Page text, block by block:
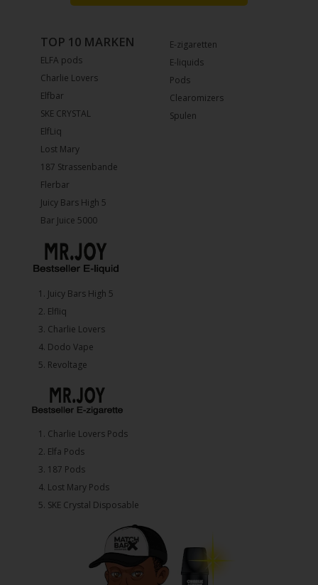
E-zigaretten
E-liquids
Pods
Clearomizers
Spulen
TOP 10 MARKEN
ELFA pods
Charlie Lovers
Elfbar
SKE CRYSTAL
ElfLiq
Lost Mary
187 Strassenbande
Flerbar
Juicy Bars High 5
Bar Juice 5000
1.⁠ ⁠Juicy Bars High 5
2.⁠ ⁠⁠Elfliq
3.⁠ ⁠⁠Charlie Lovers
4.⁠ ⁠⁠Dodo Vape
5. ⁠Revoltage
1.⁠ ⁠Charlie Lovers Pods
2.⁠ ⁠⁠Elfa Pods
3.⁠ ⁠⁠187 Pods
4.⁠ ⁠⁠Lost Mary Pods
5.⁠ ⁠⁠SKE Crystal Disposable